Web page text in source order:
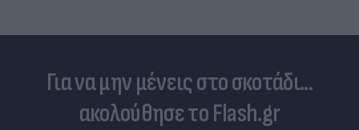
Για να μην μένεις στο σκοτάδι...
ακολούθησε το Flash.gr